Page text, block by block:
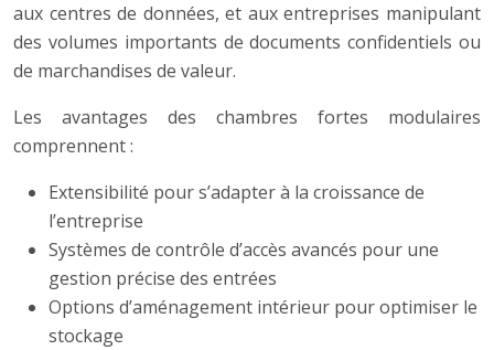
aux centres de données, et aux entreprises manipulant
des volumes importants de documents confidentiels ou
de marchandises de valeur.
Les avantages des chambres fortes modulaires
comprennent :
Extensibilité pour s’adapter à la croissance de
l’entreprise
Systèmes de contrôle d’accès avancés pour une
gestion précise des entrées
Options d’aménagement intérieur pour optimiser le
stockage